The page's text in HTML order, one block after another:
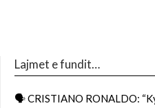
Lajmet e fundit…
🗣 CRISTIANO RONALDO: